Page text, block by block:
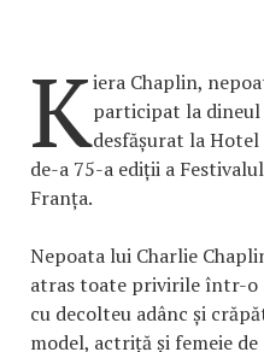
Kiera Chaplin,
participat la dineul
desfășurat la
de-a 75-a ediții a
Franța.
Nepoata lui Charlie
atras toate privirile într-o
cu decolteu adânc și
model, actriță și femeie de